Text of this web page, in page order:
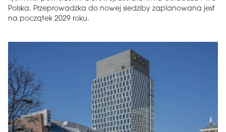
Polska. Przeprowadzka do nowej siedziby zaplanowana jest
na początek 2029 roku.